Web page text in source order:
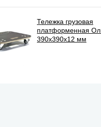
Тележка грузовая
платформенная
390х390х12 мм